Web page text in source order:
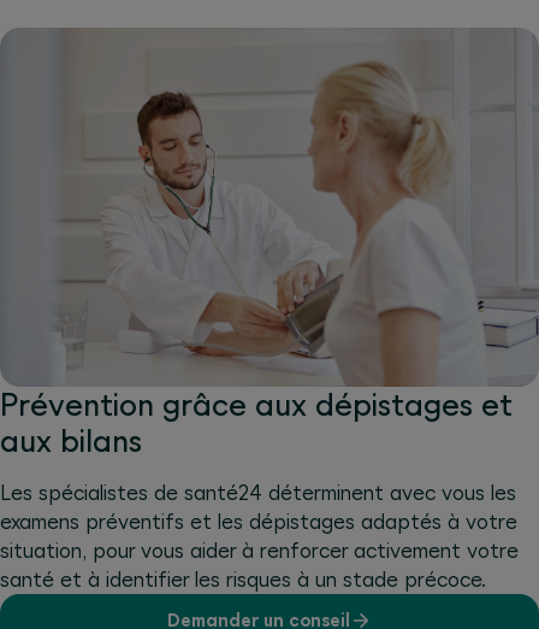
Prévention grâce aux dépistages et
aux bilans
Les spécialistes de santé24 déterminent avec vous les
examens préventifs et les dépistages adaptés à votre
situation, pour vous aider à renforcer activement votre
santé et à identifier les risques à un stade précoce.
Demander un conseil